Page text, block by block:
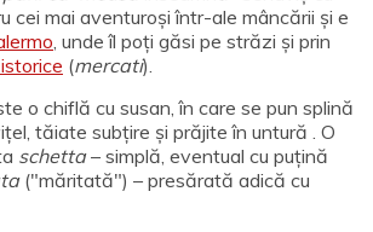
cei mai aventuroși într-ale mâncării și e
, unde îl poți găsi pe străzi și prin
(mercati).
o chiflă cu susan, în care se pun splină
tăiate subțire și prăjite în untură . O
schetta– simplă, eventual cu puțină
("măritată") – presărată adică cu